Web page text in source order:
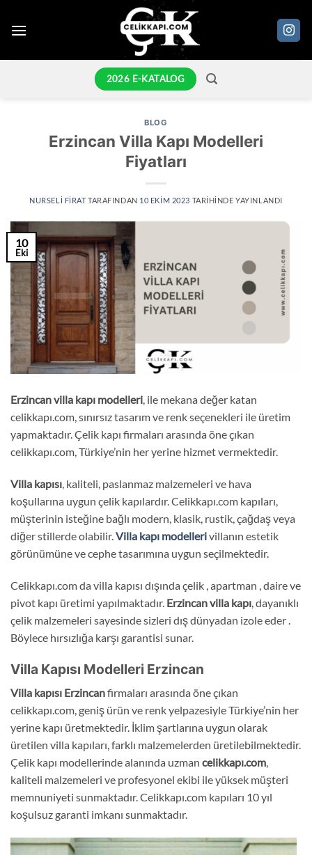
atla
2026 E-KATALOG
BLOG
Erzincan Villa Kapı Modelleri
Fiyatları
NURSELI FIRATTARAFINDAN 10 EKIM 2023 TARIHINDE YAYINLANDI
10
Eki
Erzincan villa kapı modelleri, ile mekana değer katan
celikkapı.com, sınırsız tasarım ve renk seçenekleri ile üretim
yapmaktadır. Çelik kapı firmaları arasında öne çıkan
celikkapı.com, Türkiye’nin her yerine hizmet vermektedir.
Villa kapısı, kaliteli, paslanmaz malzemeleri ve hava
koşullarına uygun çelik kapılardır. Celikkapı.com kapıları,
müşterinin isteğine bağlı modern, klasik, rustik, çağdaş veya
diğer stillerde olabilir.Villa kapı modellerivillanın estetik
görünümüne ve cephe tasarımına uygun seçilmektedir.
Celikkapı.com da villa kapısı dışında çelik , apartman , daire ve
pivot kapı üretimi yapılmaktadır. Erzincan villa kapı, dayanıklı
çelik malzemeleri sayesinde sizleri dış dünyadan izole eder .
Böylece hırsızlığa karşı garantisi sunar.
Villa Kapısı Modelleri Erzincan
Villa kapısı Erzincanfirmaları arasında öne çıkan
celikkapı.com, geniş ürün ve renk yelpazesiyle Türkiye’nin her
yerine kapı üretmektedir. İklim şartlarına uygun olarak
üretilen villa kapıları, farklı malzemelerden üretilebilmektedir.
Çelik kapı modellerinde alanında uzman celikkapı.com,
kaliteli malzemeleri ve profesyonel ekibi ile yüksek müşteri
memnuniyeti sunmaktadır. Celikkapı.com kapıları 10 yıl
koşulsuz garanti imkanı sunmaktadır.